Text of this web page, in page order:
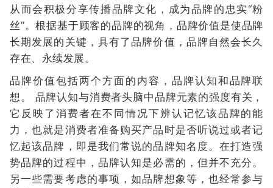
从而会积极分享传播品牌文化，成为品牌的忠实“粉
丝”。根据基于顾客的品牌的视角，品牌价值是使品牌
长期发展的关键，具有了品牌价值，品牌自然会长久
存在、永续发展。
品牌价值包括两个方面的内容，品牌认知和品牌联
想。 品牌认知与消费者头脑中品牌元素的强度有关，
它反映了消费者在不同情况下辨认记忆该品牌的能
力，也就是消费者准备购买产品时是否听说过或者记
忆起该品牌，即是我们常说的品牌知名度。在打造强
势品牌的过程中，品牌认知是必需的，但并不充分。
另一些需要考虑的事项，如品牌想象等，也经常参与